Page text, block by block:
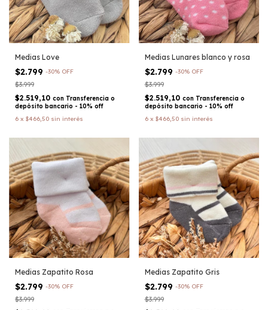
Medias Love
$2.799 -30% OFF
$3.999
$2.519,10 con Transferencia o
depósito bancario - 10% off
6 x $466,50 sin interés
Medias Lunares blanco y rosa
$2.799 -30% OFF
$3.999
$2.519,10 con Transferencia o
depósito bancario - 10% off
6 x $466,50 sin interés
Medias Zapatito Rosa
$2.799 -30% OFF
$3.999
Medias Zapatito Gris
$2.799 -30% OFF
$3.999